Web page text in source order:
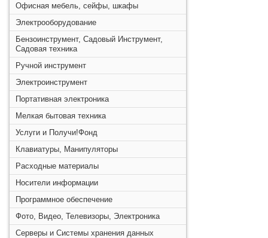
Офисная мебель, сейфы, шкафы
Электрооборудование
Бензоинструмент, Садовый Инструмент,
Садовая техника
Ручной инструмент
Электроинструмент
Портативная электроника
Мелкая бытовая техника
Услуги и Получи!Фонд
Клавиатуры, Манипуляторы
Расходные материалы
Носители информации
Программное обеспечение
Фото, Видео, Телевизоры, Электроника
Серверы и Системы хранения данных